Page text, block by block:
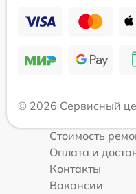
© 2026 Сервисный
Стоимость
Оплата и
Контакты
Вакансии